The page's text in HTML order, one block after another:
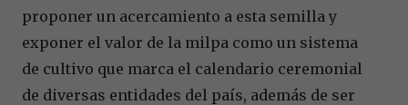
proponer un acercamiento a esta semilla y
exponer el valor de la milpa como un sistema
de cultivo que marca el calendario ceremonial
de diversas entidades del país, además de ser